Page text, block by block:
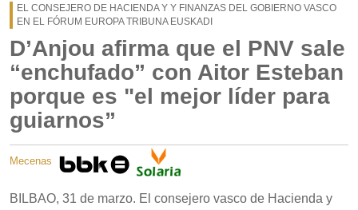
EL CONSEJERO DE HACIENDA Y Y FINANZAS DEL GOBIERNO VASCO
EN EL FÓRUM EUROPA TRIBUNA EUSKADI
D’Anjou afirma que el PNV sale
“enchufado” con Aitor Esteban
porque es "el mejor líder para
guiarnos”
Mecenas
BILBAO, 31 de marzo. El consejero vasco de Hacienda y